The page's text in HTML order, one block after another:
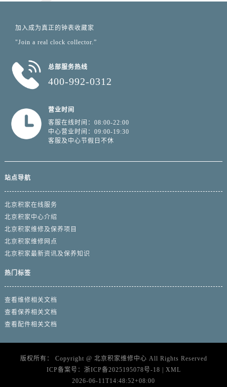
加入成为真正的钟表收藏家
"Join a real clock collector.”
总部服务热线
400-992-0312
营业时间
客服在线时间：08:00-22:00
中心营业时间：09:00-19:30
客服及中心节假日不休
站点导航
北京积家在线服务
北京积家中心介绍
北京积家维修及保养项目
北京积家维修网点
北京积家最新资讯及保养知识
热门标签
查看维修相关文档
查看保养相关文档
查看配件相关文档
版权所有： Copyright @ 北京积家维修中心 All Rights Reserved
ICP备案号： 浙ICP备2025195078号-18
XML
2026-06-11T14:48:52+08:00